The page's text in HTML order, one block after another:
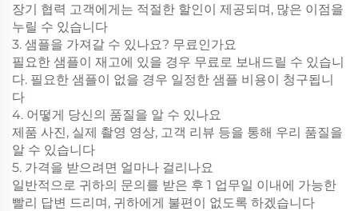
장기 협력 고객에게는 적절한 할인이 제공되며, 많은 이점을
누릴 수 있습니다
3. 샘플을 가져갈 수 있나요? 무료인가요
필요한 샘플이 재고에 있을 경우 무료로 보내드릴 수 있습니
다. 필요한 샘플이 없을 경우 일정한 샘플 비용이 청구됩니
다
4. 어떻게 당신의 품질을 알 수 있나요
제품 사진, 실제 촬영 영상, 고객 리뷰 등을 통해 우리 품질을
알 수 있습니다
5. 가격을 받으려면 얼마나 걸리나요
일반적으로 귀하의 문의를 받은 후 1 업무일 이내에 가능한
빨리 답변 드리며, 귀하에게 불편이 없도록 하겠습니다